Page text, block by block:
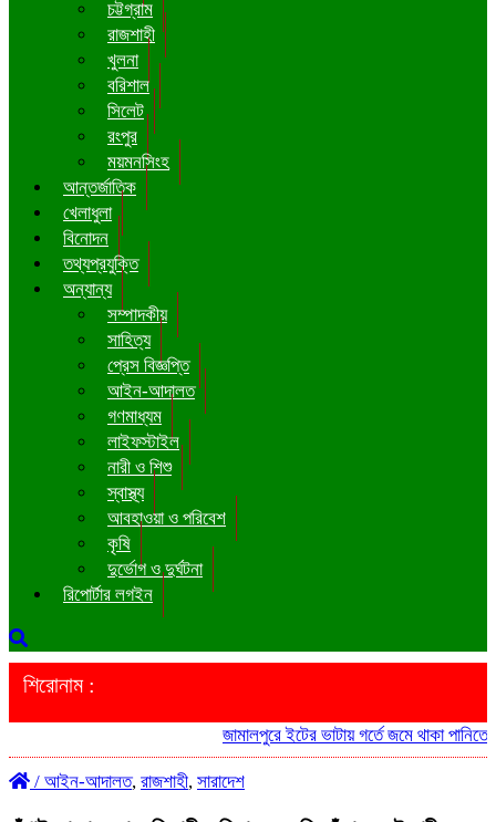
চট্টগ্রাম
রাজশাহী
খুলনা
বরিশাল
সিলেট
রংপুর
ময়মনসিংহ
আন্তর্জাতিক
খেলাধুলা
বিনোদন
তথ্যপ্রযুক্তি
অন্যান্য
সম্পাদকীয়
সাহিত্য
প্রেস বিজ্ঞপ্তি
আইন-আদালত
গণমাধ্যম
লাইফস্টাইল
নারী ও শিশু
স্বাস্থ্য
আবহাওয়া ও পরিবেশ
কৃষি
দুর্ভোগ ও দুর্ঘটনা
রিপোর্টার লগইন
শিরোনাম :
জামালপুরে ইটের ভাটায় গর্তে জমে থাকা পানিতে
/ আইন-আদালত, রাজশাহী, সারাদেশ